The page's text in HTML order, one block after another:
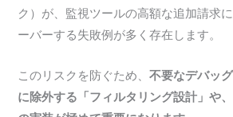
ク）が、監視ツールの高額な追加請求
ーバーする失敗例が多く存在します。
このリスクを防ぐため、不要なデバッ
に除外する「フィルタリング設計」や